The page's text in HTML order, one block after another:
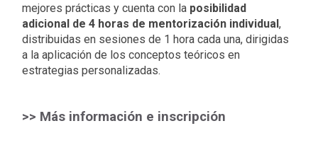
mejores prácticas y cuenta con la posibilidad
adicional de 4 horas de mentorización individual,
distribuidas en sesiones de 1 hora cada una, dirigidas
a la aplicación de los conceptos teóricos en
estrategias personalizadas.
>> Más información e inscripción